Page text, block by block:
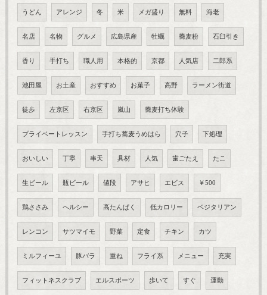
うどん アレンジ 冬 米 メガ盛り 無料 海老
名店 名物 グルメ 広島県産 牡蠣 蕎麦粉 石臼引き
香り 手打ち 職人用 本格的 京都 人気店 二郎系
池田屋 お土産 おすすめ お菓子 高野 ラーメン街道
徒歩 左京区 右京区 嵐山 蕎麦打ち体験
プライベートレッスン 手打ち蕎麦うめはら 穴子 下処理
おいしい 丁寧 串天 具材 人気 歯ごたえ たこ
生ビール 瓶ビール 値段 アサヒ エビス ￥500
鶏ささみ ヘルシー 高たんぱく 低カロリー ベジタリアン
レンコン サツマイモ 野菜 定食 チキン カツ
ミルフィーユ 豚バラ 重ね フライ系 メニュー 充実
フィットネスクラブ エルスポーツ 歩いて すぐ 運動